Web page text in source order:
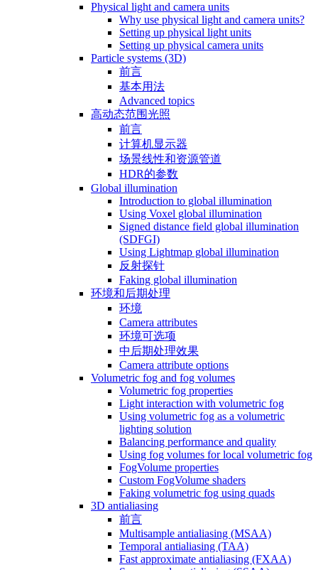
Physical light and camera units
Why use physical light and camera units?
Setting up physical light units
Setting up physical camera units
Particle systems (3D)
前言
基本用法
Advanced topics
高动态范围光照
前言
计算机显示器
场景线性和资源管道
HDR的参数
Global illumination
Introduction to global illumination
Using Voxel global illumination
Signed distance field global illumination
(SDFGI)
Using Lightmap global illumination
反射探针
Faking global illumination
环境和后期处理
环境
Camera attributes
环境可选项
中后期处理效果
Camera attribute options
Volumetric fog and fog volumes
Volumetric fog properties
Light interaction with volumetric fog
Using volumetric fog as a volumetric
lighting solution
Balancing performance and quality
Using fog volumes for local volumetric fog
FogVolume properties
Custom FogVolume shaders
Faking volumetric fog using quads
3D antialiasing
前言
Multisample antialiasing (MSAA)
Temporal antialiasing (TAA)
Fast approximate antialiasing (FXAA)